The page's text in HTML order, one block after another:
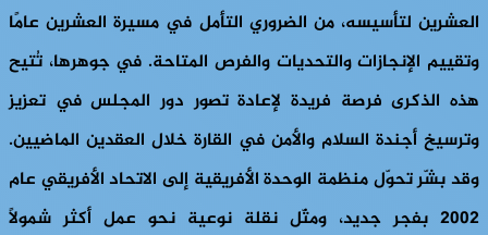
العشرين لتأسيسه، من الضروري التأمل في مسيرة العشرين عامًا
وتقييم الإنجازات والتحديات والفرص المتاحة. في جوهرها، تُتيح
هذه الذكرى فرصة فريدة لإعادة تصور دور المجلس في تعزيز
وترسيخ أجندة السلام والأمن في القارة خلال العقدين الماضيين.
وقد بشّر تحوّل منظمة الوحدة الأفريقية إلى الاتحاد الأفريقي عام
٢٠٠٢ بفجر جديد، ومثّل نقلة نوعية نحو عمل أكثر شمولاً